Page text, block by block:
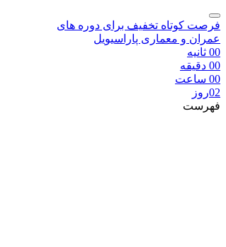
فرصت کوتاه تخفیف برای دوره های
عمران و معماری پاراسیویل
00 ثانیه
00 دقیقه
00 ساعت
02روز
فهرست